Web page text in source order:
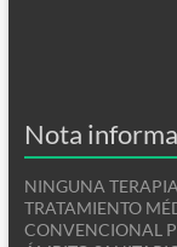
Nota
NINGUNA
TRATAMIENTO
CONVENCIONAL